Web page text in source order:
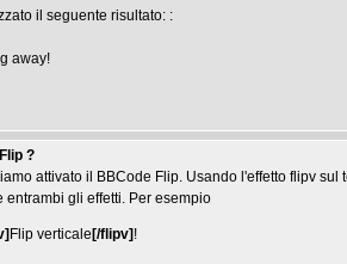
il seguente risultato: :
away!
?
attivato il BBCode Flip. Usando l'effetto flipv
entrambi gli effetti. Per esempio
Flip verticale [/flipv] !